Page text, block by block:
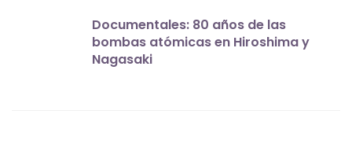
Documentales: 80 años de las
bombas atómicas en Hiroshima y
Nagasaki